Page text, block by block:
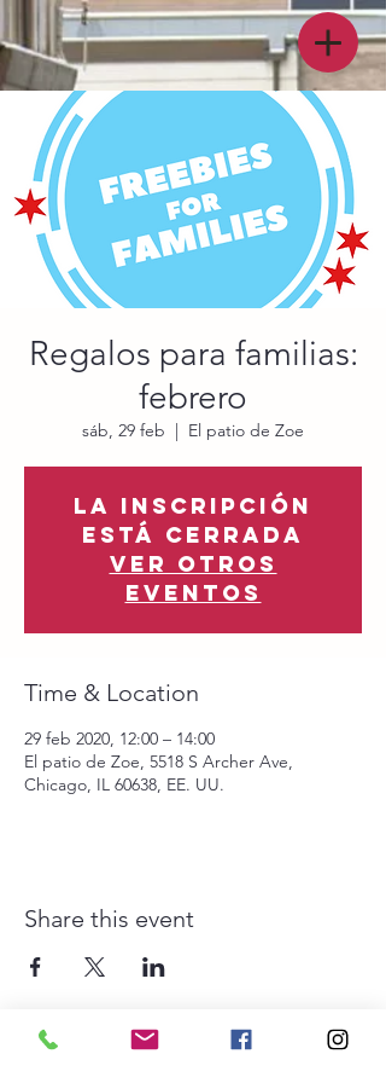
Regalos para familias:
febrero
sáb, 29 feb
  |
El patio de Zoe
La inscripción
está cerrada
Ver otros
eventos
Time & Location
29 feb 2020, 12:00 – 14:00
El patio de Zoe, 5518 S Archer Ave,
Chicago, IL 60638, EE. UU.
Share this event